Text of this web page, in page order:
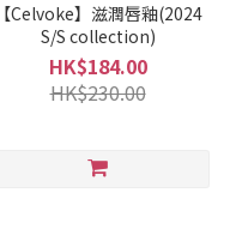
【Celvoke】滋潤唇釉(2024
S/S collection)
HK$184.00
HK$230.00